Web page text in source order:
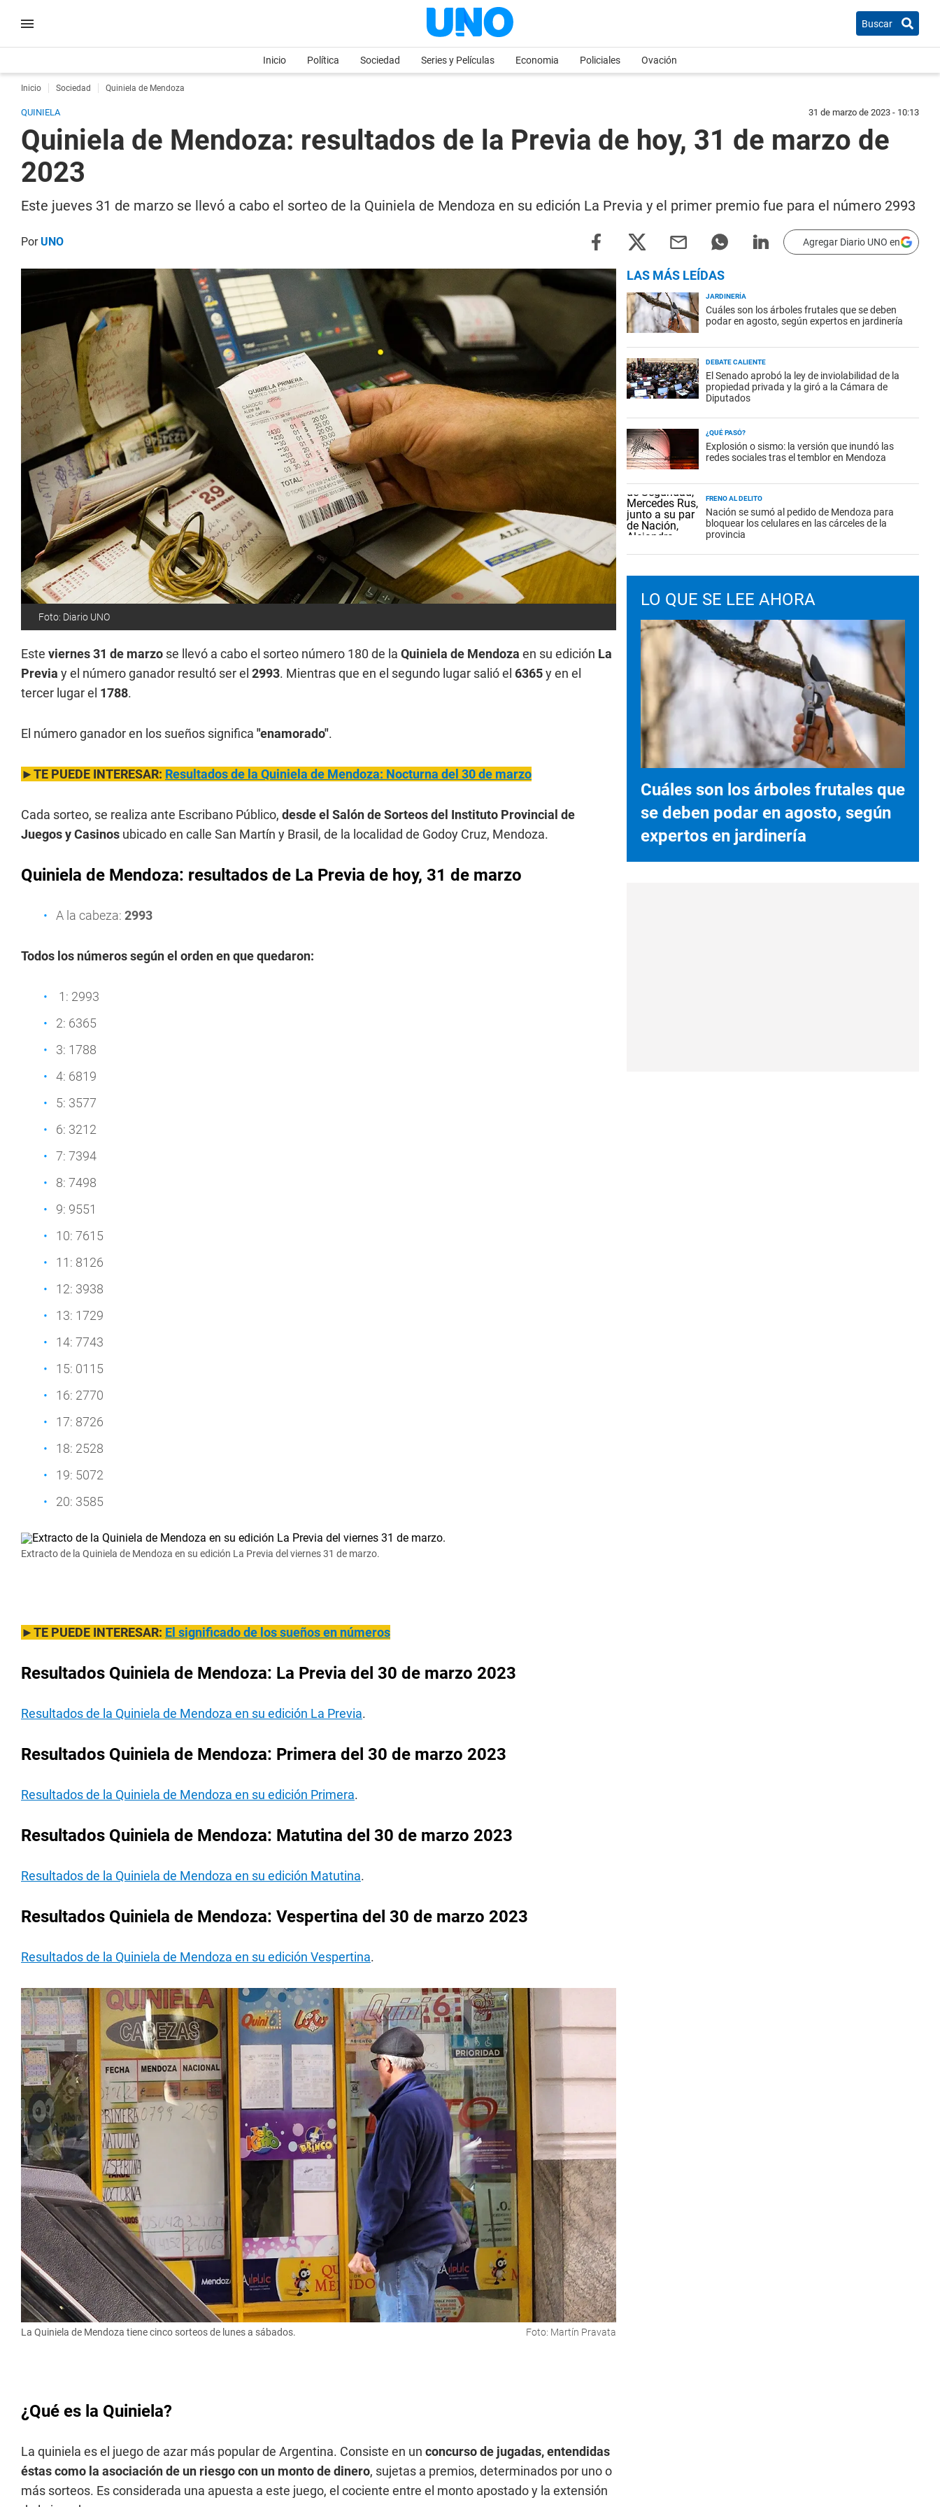
Buscar
Inicio Política Sociedad Series y Películas Economia Policiales Ovación
Inicio Sociedad Quiniela de Mendoza
QUINIELA 31 de marzo de 2023 - 10:13
Quiniela de Mendoza: resultados de la Previa de hoy, 31 de marzo de
2023
Este jueves 31 de marzo se llevó a cabo el sorteo de la Quiniela de Mendoza en su edición La Previa y el primer premio fue para el número 2993
PorUNO Agregar Diario UNO en
Foto: Diario UNO
Este viernes 31 de marzo se llevó a cabo el sorteo número 180 de la Quiniela de Mendoza en su edición La
Previa y el número ganador resultó ser el 2993. Mientras que en el segundo lugar salió el 6365y en el
tercer lugar el 1788.
El número ganador en los sueños significa "enamorado".
►TE PUEDE INTERESAR: Resultados de la Quiniela de Mendoza: Nocturna del 30 de marzo
Cada sorteo, se realiza ante Escribano Público, desde el Salón de Sorteos del Instituto Provincial de
Juegos y Casinos ubicado en calle San Martín y Brasil, de la localidad de Godoy Cruz, Mendoza.
Quiniela de Mendoza: resultados de La Previa de hoy, 31 de marzo
A la cabeza: 2993
Todos los números según el orden en que quedaron:
1: 2993
2: 6365
3: 1788
4: 6819
5: 3577
6: 3212
7: 7394
8: 7498
9: 9551
10: 7615
11: 8126
12: 3938
13: 1729
14: 7743
15: 0115
16: 2770
17: 8726
18: 2528
19: 5072
20: 3585
Extracto de la Quiniela de Mendoza en su edición La Previa del viernes 31 de marzo.
►TE PUEDE INTERESAR: El significado de los sueños en números
Resultados Quiniela de Mendoza: La Previa del 30 de marzo 2023
Resultados de la Quiniela de Mendoza en su edición La Previa.
Resultados Quiniela de Mendoza: Primera del 30 de marzo 2023
Resultados de la Quiniela de Mendoza en su edición Primera.
Resultados Quiniela de Mendoza: Matutina del 30 de marzo 2023
Resultados de la Quiniela de Mendoza en su edición Matutina.
Resultados Quiniela de Mendoza: Vespertina del 30 de marzo 2023
Resultados de la Quiniela de Mendoza en su edición Vespertina.
La Quiniela de Mendoza tiene cinco sorteos de lunes a sábados. Foto: Martín Pravata
¿Qué es la Quiniela?
La quiniela es el juego de azar más popular de Argentina. Consiste en un concurso de jugadas, entendidas
éstas como la asociación de un riesgo con un monto de dinero, sujetas a premios, determinados por uno o
más sorteos. Es considerada una apuesta a este juego, el cociente entre el monto apostado y la extensión
LAS MÁS LEÍDAS
JARDINERÍA
Cuáles son los árboles frutales que se deben
podar en agosto, según expertos en jardinería
DEBATE CALIENTE
El Senado aprobó la ley de inviolabilidad de la
propiedad privada y la giró a la Cámara de
Diputados
¿QUÉ PASÓ?
Explosión o sismo: la versión que inundó las
redes sociales tras el temblor en Mendoza
FRENO AL DELITO
Nación se sumó al pedido de Mendoza para
bloquear los celulares en las cárceles de la
provincia
LO QUE SE LEE AHORA
Cuáles son los árboles frutales que
se deben podar en agosto, según
expertos en jardinería